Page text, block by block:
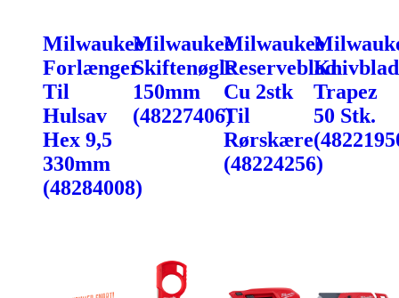
Milwaukee
Forlænger
Til
Hulsav
Hex 9,5
330mm
(48284008)
Milwaukee
Skiftenøgle
150mm
(48227406)
Milwaukee
Reserveblad
Cu 2stk
Til
Rørskære
(48224256)
Knivblad
Trapez
50 Stk.